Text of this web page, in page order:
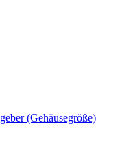
(Gehäusegröße)